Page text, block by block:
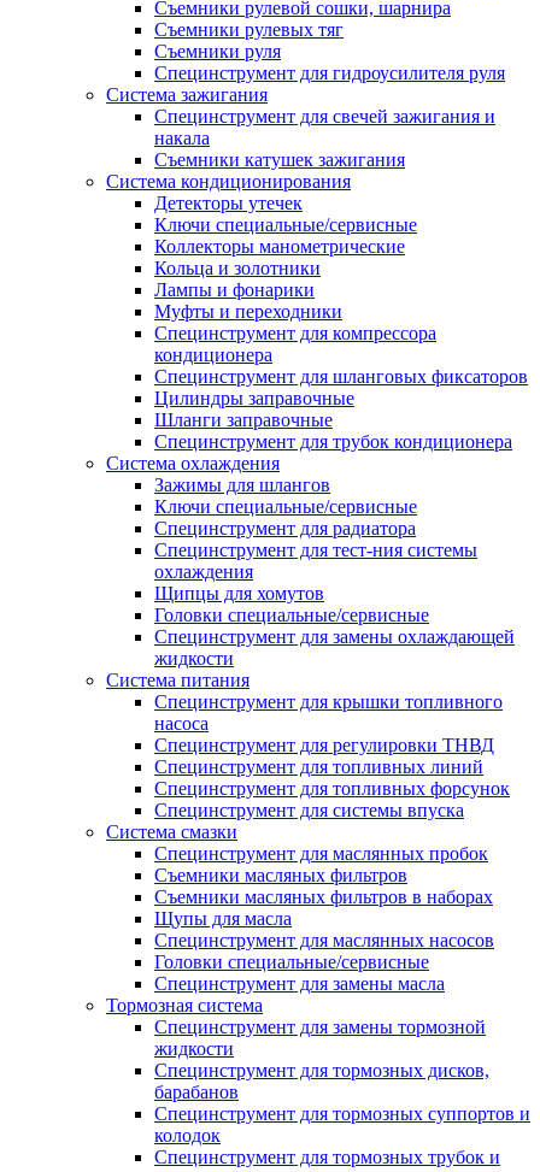
Съемники рулевой сошки, шарнира
Съемники рулевых тяг
Съемники руля
Специнструмент для гидроусилителя руля
Система зажигания
Специнструмент для свечей зажигания и
накала
Съемники катушек зажигания
Система кондиционирования
Детекторы утечек
Ключи специальные/сервисные
Коллекторы манометрические
Кольца и золотники
Лампы и фонарики
Муфты и переходники
Специнструмент для компрессора
кондиционера
Специнструмент для шланговых фиксаторов
Цилиндры заправочные
Шланги заправочные
Специнструмент для трубок кондиционера
Система охлаждения
Зажимы для шлангов
Ключи специальные/сервисные
Специнструмент для радиатора
Специнструмент для тест-ния системы
охлаждения
Щипцы для хомутов
Головки специальные/сервисные
Специнструмент для замены охлаждающей
жидкости
Система питания
Специнструмент для крышки топливного
насоса
Специнструмент для регулировки ТНВД
Специнструмент для топливных линий
Специнструмент для топливных форсунок
Специнструмент для системы впуска
Система смазки
Специнструмент для маслянных пробок
Съемники масляных фильтров
Съемники масляных фильтров в наборах
Щупы для масла
Специнструмент для маслянных насосов
Головки специальные/сервисные
Специнструмент для замены масла
Тормозная система
Специнструмент для замены тормозной
жидкости
Специнструмент для тормозных дисков,
барабанов
Специнструмент для тормозных суппортов и
колодок
Специнструмент для тормозных трубок и